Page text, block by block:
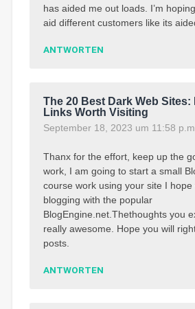
has aided me out loads. I’m
aid different customers like its
ANTWORTEN
The 20 Best Dark Web Sites:
Links Worth Visiting
September 18, 2023 um 11:58
Thanx for the effort, keep up the
work, I am going to start a small
course work using your site I hope
blogging with the popular
BlogEngine.net.Thethoughts you
really awesome. Hope you will
posts.
ANTWORTEN